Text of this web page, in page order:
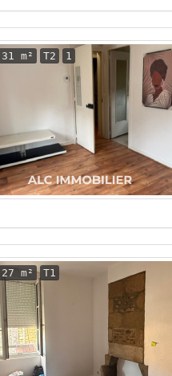
31 m² T2 1
27 m² T1